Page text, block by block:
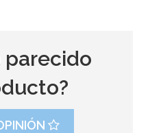
parecido